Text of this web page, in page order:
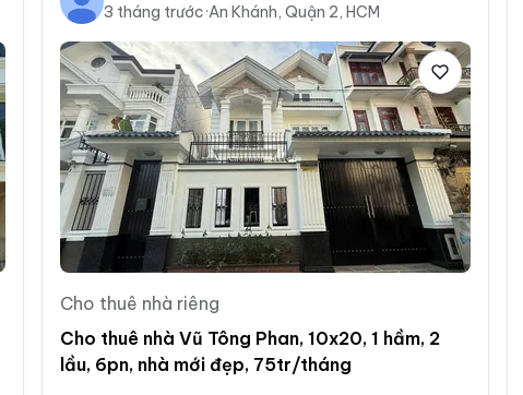
3 tháng trước·An Khánh, Quận 2, HCM
Cho thuê nhà riêng
Cho thuê nhà Vũ Tông Phan, 10x20, 1 hầm, 2
lầu, 6pn, nhà mới đẹp, 75tr/tháng